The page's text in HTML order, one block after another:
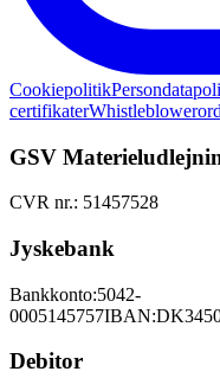
Cookiepolitik
certifikater
GSV
CVR nr.: 51457528
Jyskebank
Bankkonto:5042-
0005145757IBAN:
Debitor